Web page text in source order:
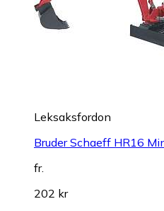
Leksaksfordon
Bruder Schaeff HR16
fr.
202 kr